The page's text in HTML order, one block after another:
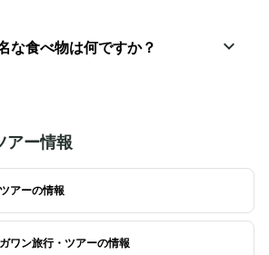
な食べ物は何ですか？
アー情報
アーの情報
ワン旅行・ツアーの情報